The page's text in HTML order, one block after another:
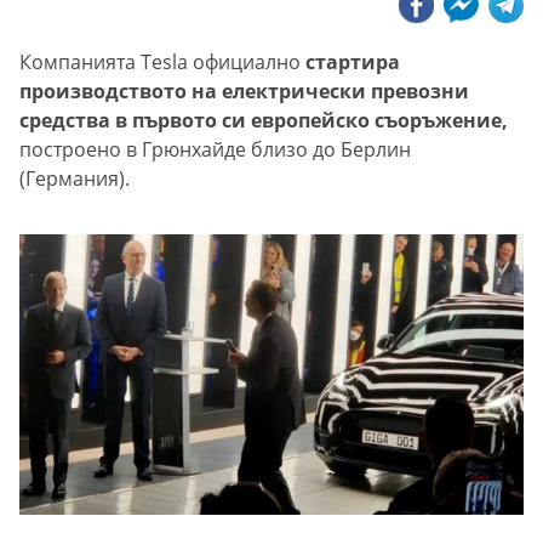
Компанията Tesla официално стартира
производството на електрически превозни
средства в първото си европейско съоръжение,
построено в Грюнхайде близо до Берлин
(Германия).